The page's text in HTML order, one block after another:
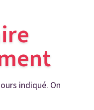
indiqué. On